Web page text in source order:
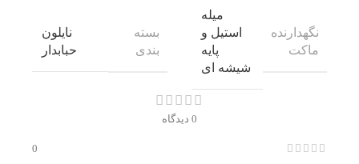
نگهدارنده
ماکت
میله
استیل و
پایه
شیشه ای
بسته
بندی
نایلون
حبابدار
0 دیدگاه
0